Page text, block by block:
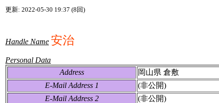
更新: 2022-05-30 19:37 (8回)
Handle Name 安治
Personal Data
Address
岡山県 倉敷
E-Mail Address 1
(非公開)
E-Mail Address 2
(非公開)